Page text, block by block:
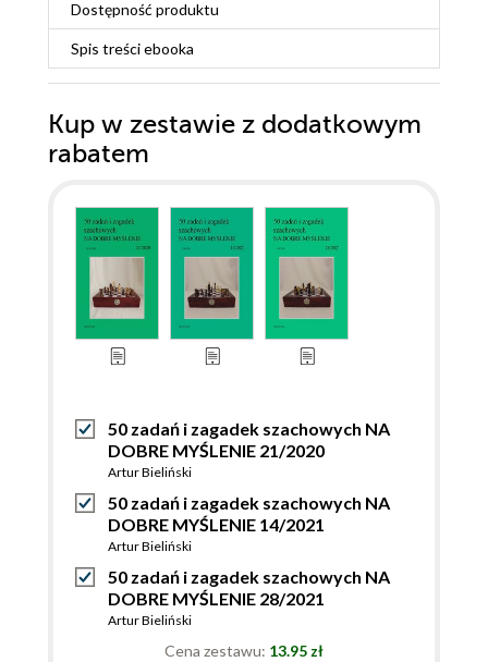
Dostępność produktu
Spis treściebooka
Kup w zestawie z dodatkowym
rabatem
50 zadań i zagadek szachowych NA
DOBRE MYŚLENIE 21/2020
Artur Bieliński
50 zadań i zagadek szachowych NA
DOBRE MYŚLENIE 14/2021
Artur Bieliński
50 zadań i zagadek szachowych NA
DOBRE MYŚLENIE 28/2021
Artur Bieliński
Cena zestawu: 13.95 zł